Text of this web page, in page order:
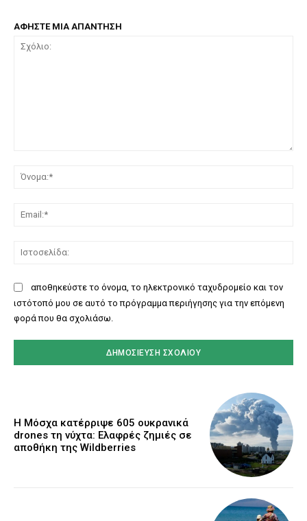
ΑΦΗΣΤΕ ΜΙΑ ΑΠΑΝΤΗΣΗ
αποθηκεύστε το όνομα, το ηλεκτρονικό ταχυδρομείο και τον
ιστότοπό μου σε αυτό το πρόγραμμα περιήγησης για την επόμενη
φορά που θα σχολιάσω.
Η Μόσχα κατέρριψε 605 ουκρανικά
drones τη νύχτα: Ελαφρές ζημιές σε
αποθήκη της Wildberries